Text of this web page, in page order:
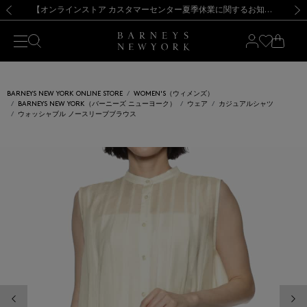
新規登録のお客様も対象！＜MY BARNEYS＞会員のお客様は11,000円（税込）以上のお買上げで常時送料無料！お買い物の際は会員登録を！
【夏季休業に伴う出荷一時停止のお知らせ】(2026.8.7) 【オンラインストア カスタマーセンター夏季休業に関するお知らせ】（2026.8.7）
【夏季休業に伴う返品・交換承り一時停止のお知らせ】（2026.8.5）
熊本県を中心とした地震の影響によるお荷物のお届けについて
【開催中】SUMMER SALEのご案内・ご注意事項 新規登録のお客様も対象！＜MY BARNEYS＞会員のお客様は11,000円（税込）以上のお買上げで常時送料無料！お買い物の際は会員登録を！
【夏季休業に伴う出荷一時停止のお知らせ】(2026.8.7)
BARNEYS NEW YORK ONLINE STORE
WOMEN'S（ウィメンズ）
BARNEYS NEW YORK（バーニーズ ニューヨーク）
ウェア
カジュアルシャツ
ウォッシャブル ノースリーブブラウス